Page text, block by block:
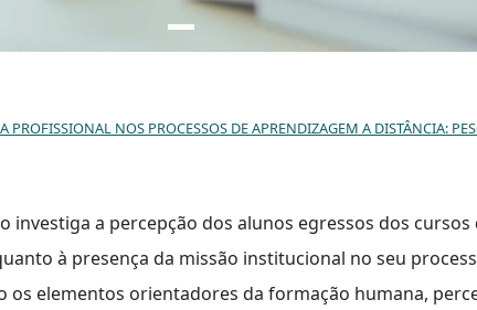
APRENDIZAGEM A DISTÂNCIA: PESQUISA COM EGRESSOS DOS CURSOS DE GRADUAÇÃO EM EDUCAÇÃO FÍSICA DO
investiga a percepção dos alunos egressos dos cursos
à presença da missão institucional no seu
os elementos orientadores da formação humana,